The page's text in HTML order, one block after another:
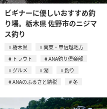
ビギナーに優しいおすすめ釣
り場。栃木県 佐野市のニジマ
ス釣り
栃木県
関東・甲信越地方
トラウト
ANA釣り倶楽部
グルメ
湖
釣り
ANAのふるさと納税
冬